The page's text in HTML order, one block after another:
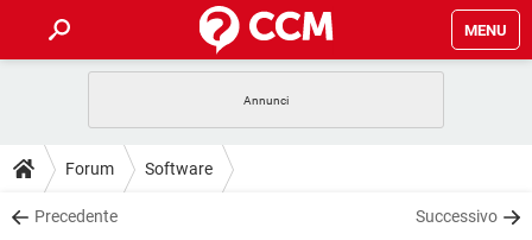
MENU
INTRATTENIMENTO
iOS
GUIDE
COVID-19
DOWNLOAD
Forum Software
Precedente Successivo